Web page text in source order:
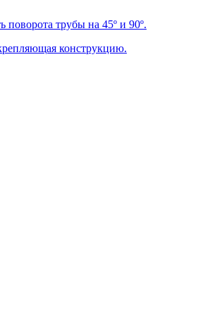
трубы на 45º и 90º.
конструкцию.